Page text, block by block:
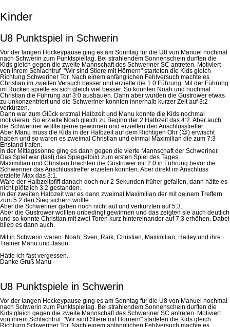
Kinder
U8 Punktspiel in Schwerin
Vor der langen Hockeypause ging es am Sonntag für die U8 von Manuel nochmal
nach Schwerin zum Punktspieltag. Bei strahlendem Sonnenschein durften die
Kids gleich gegen die zweite Mannschaft des Schweriner SC antreten. Motiviert
von ihrem Schlachtruf "Wir sind Stiere mit Hörnern" starteten die Kids gleich
Richtung Schweriner Tor. Nach einem anfänglichen Fehlversuch machte es
Christian im zweiten Versuch besser und erzielte die 1:0 Führung. Mit der Führung
im Rücken spielte es sich gleich viel besser. So konnten Noah und nochmal
Christian die Führung auf 3:0 ausbauen. Dann aber wurden die Güstrower etwas
zu unkonzentriert und die Schweriner konnten innerhalb kurzer Zeit auf 3:2
verkürzen.
Dann war zum Glück erstmal Halbzeit und Manu konnte die Kids nochmal
motivieren. So erzielte Noah gleich zu Beginn der 2.Halbzeit das 4:2. Aber auch
die Schweriner wollte gerne gewinnen und erzielten den Anschlusstreffer.
Aber Manu muss die Kids in der Halbzeit auf dem Richtigen Ohr (😉) erwischt
haben und so waren es zweimal Christian und einmal Maximilian die zum 7:3
Enstand trafen.
In der Mittagssonne ging es dann gegen die vierte Mannschaft der Schweriner.
Das Spiel war (fast) das Spiegelbild zum ersten Spiel des Tages.
Maximilian und Christian brachten die Güstrower mit 2:0 in Führung bevor die
Schweriner das Anschlusstreffer erzielen konnten. Aber direkt im Anschluss
erzielte Max das 3:1.
Wäre der Halbzeitpfiff danach doch nur 2 Sekunden früher gefallen, dann hätte es
nicht plötzlich 3:2 gestanden.
In der zweiten Halbzeit war es dann zweimal Maximilian der mit deinem Treffern
zum 5:2 den Sieg sichern wollte.
Aber die Schweriner gaben noch nicht auf und verkürzten auf 5:3.
Aber die Güstrower wollten unbedingt gewinnen und das zeigten sie auch deutlich
und so konnte Christian mit zwei Toren kurz hintereinander auf 7:3 erhöhen. Dabei
blieb es dann auch.
Mit in Schwerin waren: Noah, Sven, Raik, Christian, Maximilian, Hailey und ihre
Trainer Manu und Jason
Hätte ich fast vergessen.
Danke Gruß Manu
U8 Punktspiele in Schwerin
Vor der langen Hockeypause ging es am Sonntag für die U8 von Manuel nochmal
nach Schwerin zum Punktspieltag. Bei strahlendem Sonnenschein durften die
Kids gleich gegen die zweite Mannschaft des Schweriner SC antreten. Motiviert
von ihrem Schlachtruf "Wir sind Stiere mit Hörnern" starteten die Kids gleich
Richtung Schweriner Tor. Nach einem anfänglichen Fehlversuch machte es